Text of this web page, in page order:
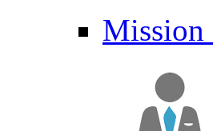
Mission